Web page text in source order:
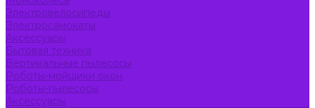
Электровелосипеды
Электросамокаты
Аксессуары
Бытовая техника
Вертикальные пылесосы
Роботы-мойщики окон
Роботы-пылесосы
Аксессуары